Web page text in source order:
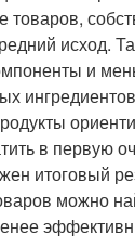
товаров,
исход.
и
в первую
итоговый
можно